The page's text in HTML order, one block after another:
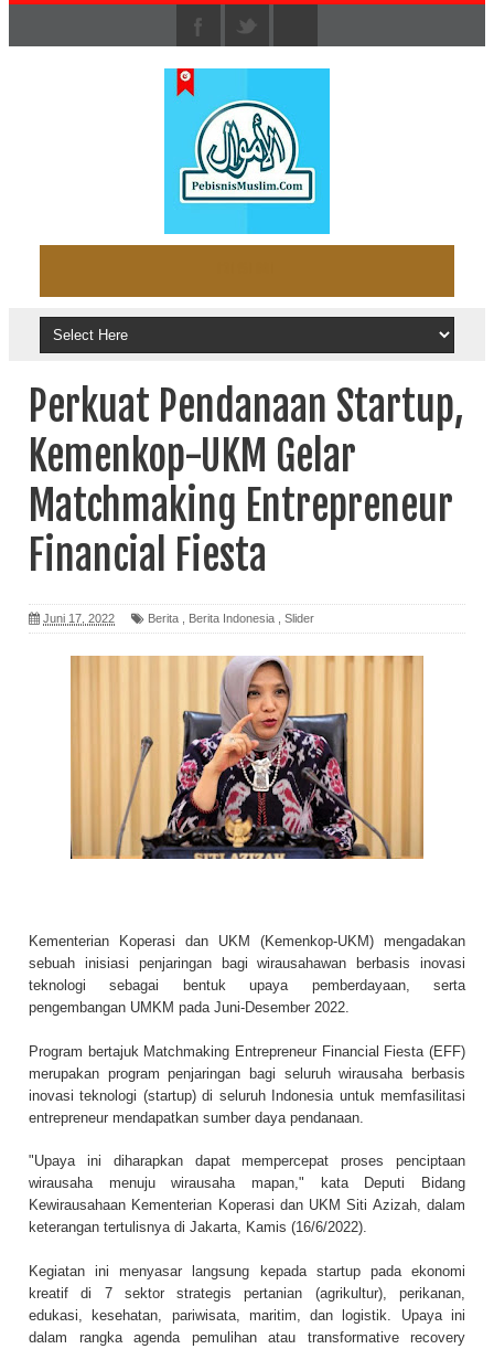
Perkuat Pendanaan Startup,
Kemenkop-UKM Gelar
Matchmaking Entrepreneur
Financial Fiesta
Juni 17, 2022 Berita Berita Indonesia Slider
Kementerian Koperasi dan UKM (Kemenkop-UKM) mengadakan
sebuah inisiasi penjaringan bagi wirausahawan berbasis inovasi
teknologi sebagai bentuk upaya pemberdayaan, serta
pengembangan UMKM pada Juni-Desember 2022.
Program bertajuk Matchmaking Entrepreneur Financial Fiesta (EFF)
merupakan program penjaringan bagi seluruh wirausaha berbasis
inovasi teknologi (startup) di seluruh Indonesia untuk memfasilitasi
entrepreneur mendapatkan sumber daya pendanaan.
"Upaya ini diharapkan dapat mempercepat proses penciptaan
wirausaha menuju wirausaha mapan," kata Deputi Bidang
Kewirausahaan Kementerian Koperasi dan UKM Siti Azizah, dalam
keterangan tertulisnya di Jakarta, Kamis (16/6/2022).
Kegiatan ini menyasar langsung kepada startup pada ekonomi
kreatif di 7 sektor strategis pertanian (agrikultur), perikanan,
edukasi, kesehatan, pariwisata, maritim, dan logistik. Upaya ini
dalam rangka agenda pemulihan atau transformative recovery